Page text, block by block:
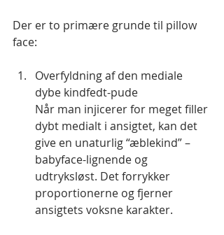
Der er to primære grunde til pillow
face:
Overfyldning af den mediale
dybe kindfedt-pude
Når man injicerer for meget filler
dybt medialt i ansigtet, kan det
give en unaturlig “æblekind” –
babyface-lignende og
udtryksløst. Det forrykker
proportionerne og fjerner
ansigtets voksne karakter.